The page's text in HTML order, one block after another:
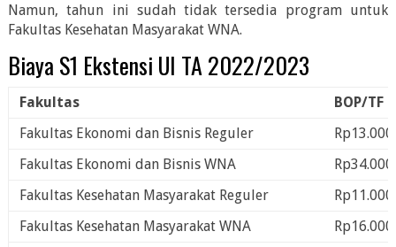
Namun, tahun ini sudah tidak tersedia program untuk
Fakultas Kesehatan Masyarakat WNA.
Biaya S1 Ekstensi UI TA 2022/2023
Fakultas
BOP/TF
Fakultas Ekonomi dan Bisnis Reguler
Fakultas Ekonomi dan Bisnis WNA
Fakultas Kesehatan Masyarakat Reguler
Fakultas Kesehatan Masyarakat WNA